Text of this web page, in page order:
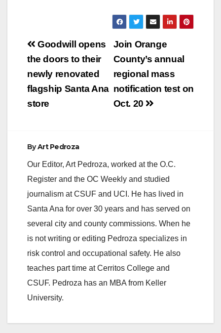
Post
navigation
Join Orange
County’s annual
regional mass
notification test on
Oct. 20
Goodwill opens
the doors to their
newly renovated
flagship Santa Ana
store
ByArt Pedroza
Our Editor, Art Pedroza, worked at the O.C.
Register and the OC Weekly and studied
journalism at CSUF and UCI. He has lived in
Santa Ana for over 30 years and has served on
several city and county commissions. When he
is not writing or editing Pedroza specializes in
risk control and occupational safety. He also
teaches part time at Cerritos College and
CSUF. Pedroza has an MBA from Keller
University.